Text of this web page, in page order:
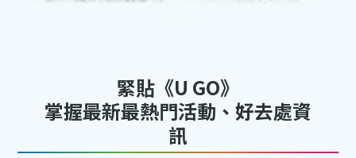
緊貼《U GO》
掌握最新最熱門活動、好去處資
訊